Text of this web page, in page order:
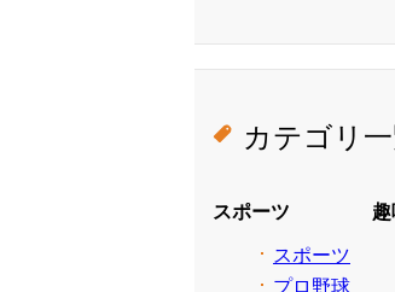
カテゴリ
スポーツ
スポーツ
プロ野球